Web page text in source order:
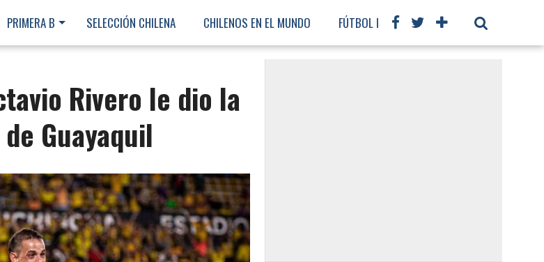
PRIMERA B SELECCIÓN CHILENA CHILENOS EN EL MUNDO FÚTBOL INTERNACIONAL
Rivero le dio la
Guayaquil